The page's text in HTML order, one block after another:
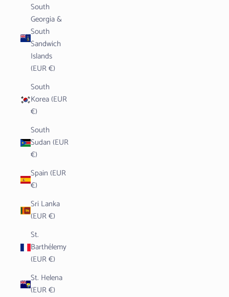
South
Georgia &
South
Sandwich
Islands
(EUR €)
South
Korea (EUR
€)
South
Sudan (EUR
€)
Spain (EUR
€)
Sri Lanka
(EUR €)
St.
Barthélemy
(EUR €)
St. Helena
(EUR €)